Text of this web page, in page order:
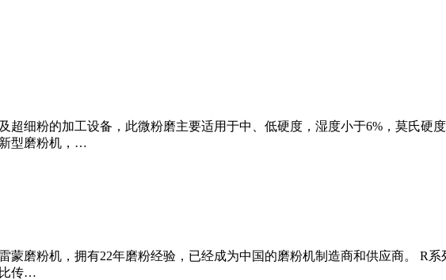
超细粉的加工设备，此微粉磨主要适用于中、低硬度，湿度小于6%，莫氏硬
型磨粉机，…
蒙磨粉机，拥有22年磨粉经验，已经成为中国的磨粉机制造商和供应商。 R
传…